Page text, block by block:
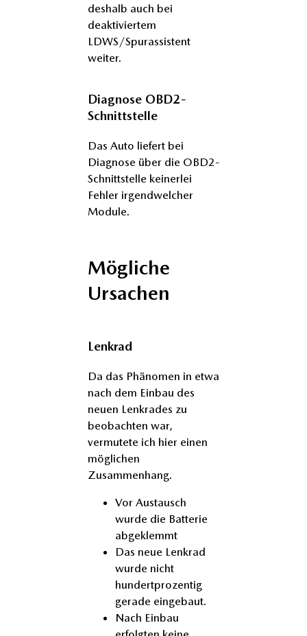
deshalb auch bei
deaktiviertem
LDWS/Spurassistent
weiter.
Diagnose OBD2-
Schnittstelle
Das Auto liefert bei
Diagnose über die OBD2-
Schnittstelle keinerlei
Fehler irgendwelcher
Module.
Mögliche
Ursachen
Lenkrad
Da das Phänomen in etwa
nach dem Einbau des
neuen Lenkrades zu
beobachten war,
vermutete ich hier einen
möglichen
Zusammenhang.
Vor Austausch
wurde die Batterie
abgeklemmt
Das neue Lenkrad
wurde nicht
hundertprozentig
gerade eingebaut.
Nach Einbau